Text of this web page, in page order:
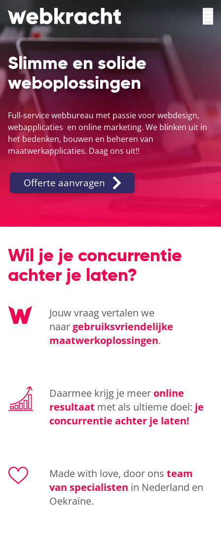
Slimme en solide
weboplossingen
Full-service webbureau met passie voorwebdesign,
webapplicaties en online marketing. We blinken uit in
het bedenken, bouwen en beheren van
maatwerkapplicaties. Daag ons uit!!
Offerte aanvragen
Wil je je concurrentie
achter je laten?
Jouw vraag vertalen we
naargebruiksvriendelijke
maatwerkoplossingen.
Daarmee krijg je meer online
resultaat met als ultieme doel: je
concurrentie achter je laten!
Made with love, door onsteam
van specialisten in Nederland en
Oekraïne.